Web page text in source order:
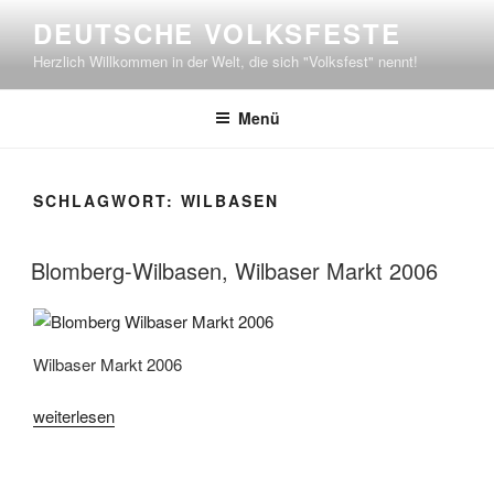
springen
DEUTSCHE VOLKSFESTE
Herzlich Willkommen in der Welt, die sich "Volksfest" nennt!
Menü
SCHLAGWORT: WILBASEN
Blomberg-Wilbasen, Wilbaser Markt 2006
Wilbaser Markt 2006
„Blomberg-
weiterlesen